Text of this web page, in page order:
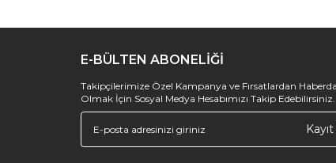
E-BÜLTEN ABONELİĞİ
Takipçilerimize Özel Kampanya ve Fırsatlardan
Olmak İçin Sosyal Medya Hesabımızı Takip Edebilirsiniz.